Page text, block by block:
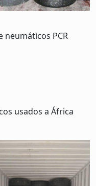
neumáticos PCR
usados a África